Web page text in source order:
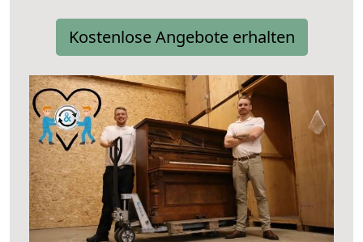
Kostenlose Angebote erhalten